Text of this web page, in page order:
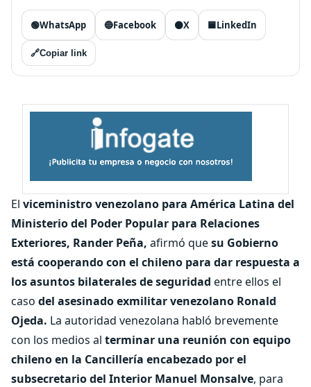
🟢WhatsApp 🔵Facebook ⚫X 🟦LinkedIn
🔗Copiar link
El viceministro venezolano para América Latina del
Ministerio del Poder Popular para Relaciones
Exteriores, Rander Peña, afirmó quesu Gobierno
está cooperando con el chileno para dar respuesta a
los asuntos bilaterales de seguridad entre ellos el
caso del asesinado exmilitar venezolano Ronald
Ojeda. La autoridad venezolana habló brevemente
con los medios al terminar una reunión con equipo
chileno en la Cancillería encabezado por el
subsecretario del Interior Manuel Monsalve, para